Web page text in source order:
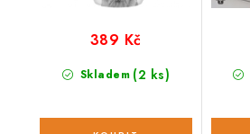
Skladem (2 ks)
389 Kč